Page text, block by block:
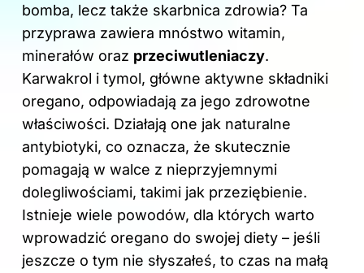
bomba, lecz także skarbnica zdrowia? Ta
przyprawa zawiera mnóstwo witamin,
minerałów oraz przeciwutleniaczy.
Karwakrol i tymol, główne aktywne składniki
oregano, odpowiadają za jego zdrowotne
właściwości. Działają one jak naturalne
antybiotyki, co oznacza, że skutecznie
pomagają w walce z nieprzyjemnymi
dolegliwościami, takimi jak przeziębienie.
Istnieje wiele powodów, dla których warto
wprowadzić oregano do swojej diety – jeśli
jeszcze o tym nie słyszałeś, to czas na małą